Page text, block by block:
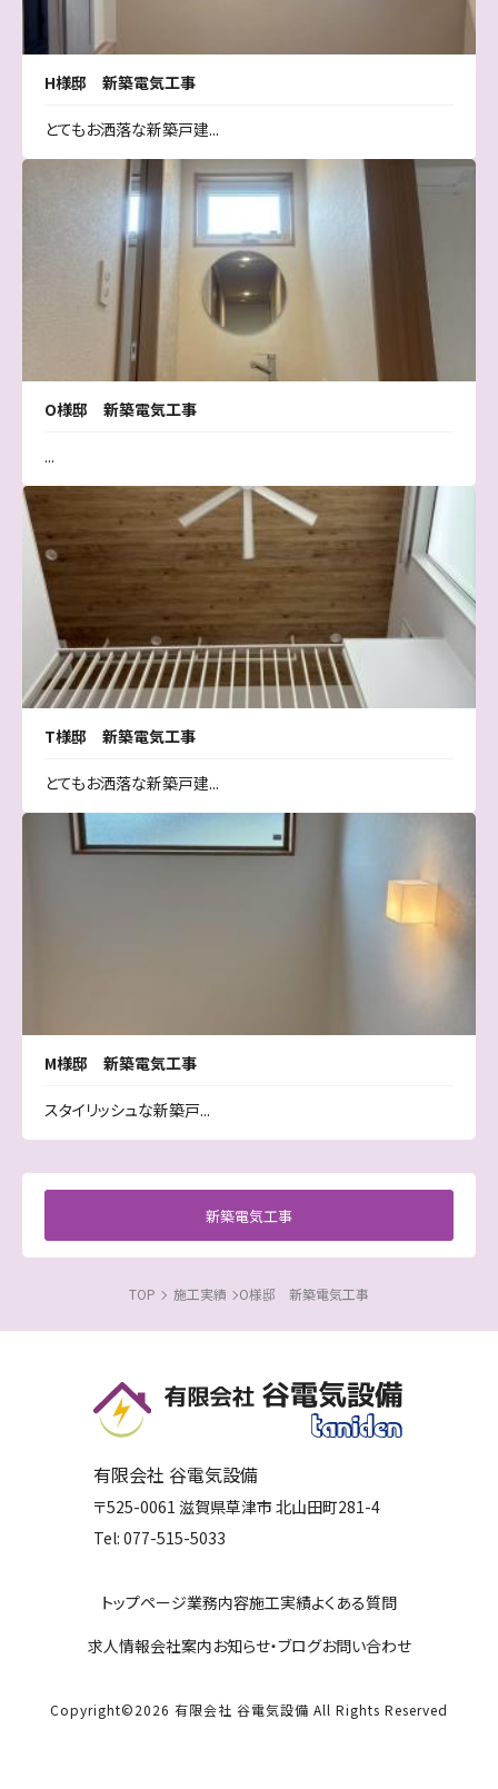
H様邸 新築電気工事
とてもお洒落な新築戸建...
O様邸 新築電気工事
...
T様邸 新築電気工事
とてもお洒落な新築戸建...
M様邸 新築電気工事
スタイリッシュな新築戸...
新築電気工事
TOP 施工実績 O様邸 新築電気工事
有限会社 谷電気設備
〒525-0061 滋賀県草津市 北山田町281-4
Tel: 077-515-5033
トップページ業務内容施工実績よくある質問
求人情報会社案内お知らせ・ブログお問い合わせ
Copyright©2026 有限会社 谷電気設備 All Rights Reserved